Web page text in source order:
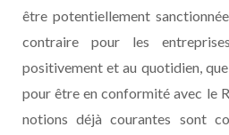
être potentiellement
contraire pour les
positivement et au quotidien,
pour être en conformité avec le
notions déjà courantes sont